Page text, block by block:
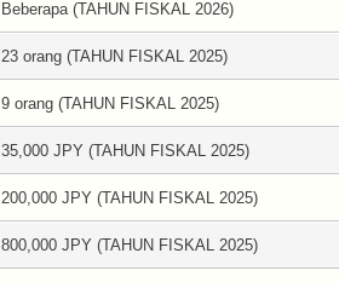
Beberapa (TAHUN FISKAL 2026)
23 orang (TAHUN FISKAL 2025)
9 orang (TAHUN FISKAL 2025)
35,000 JPY (TAHUN FISKAL 2025)
200,000 JPY (TAHUN FISKAL 2025)
800,000 JPY (TAHUN FISKAL 2025)